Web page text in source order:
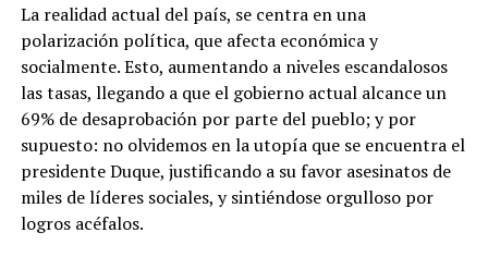
La realidad actual del país, se centra en una
polarización política, que afecta económica y
socialmente. Esto, aumentando a niveles escandalosos
las tasas, llegando a que el gobierno actual alcance un
69% de desaprobación por parte del pueblo; y por
supuesto: no olvidemos en la utopía que se encuentra el
presidente Duque, justificando a su favor asesinatos de
miles de líderes sociales, y sintiéndose orgulloso por
logros acéfalos.